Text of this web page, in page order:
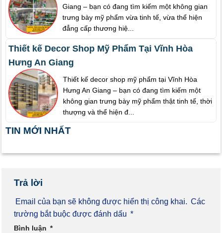
Giang – bạn có đang tìm kiếm một không gian
trưng bày mỹ phẩm vừa tinh tế, vừa thể hiện
đẳng cấp thương hiệ...
Thiết kế Decor Shop Mỹ Phẩm Tại Vĩnh Hòa
Hưng An Giang
Thiết kế decor shop mỹ phẩm tại Vĩnh Hòa
Hưng An Giang – bạn có đang tìm kiếm một
không gian trưng bày mỹ phẩm thật tinh tế, thời
thượng và thể hiện đ...
TIN MỚI NHẤT
Trả lời
Email của bạn sẽ không được hiển thị công khai. Các
trường bắt buộc được đánh dấu *
Bình luận *